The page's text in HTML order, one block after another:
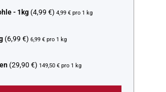
- 1kg(4,99 €) 4,99 € pro 1 kg
(6,99 €) 6,99 € pro 1 kg
(29,90 €) 149,50 € pro 1 kg